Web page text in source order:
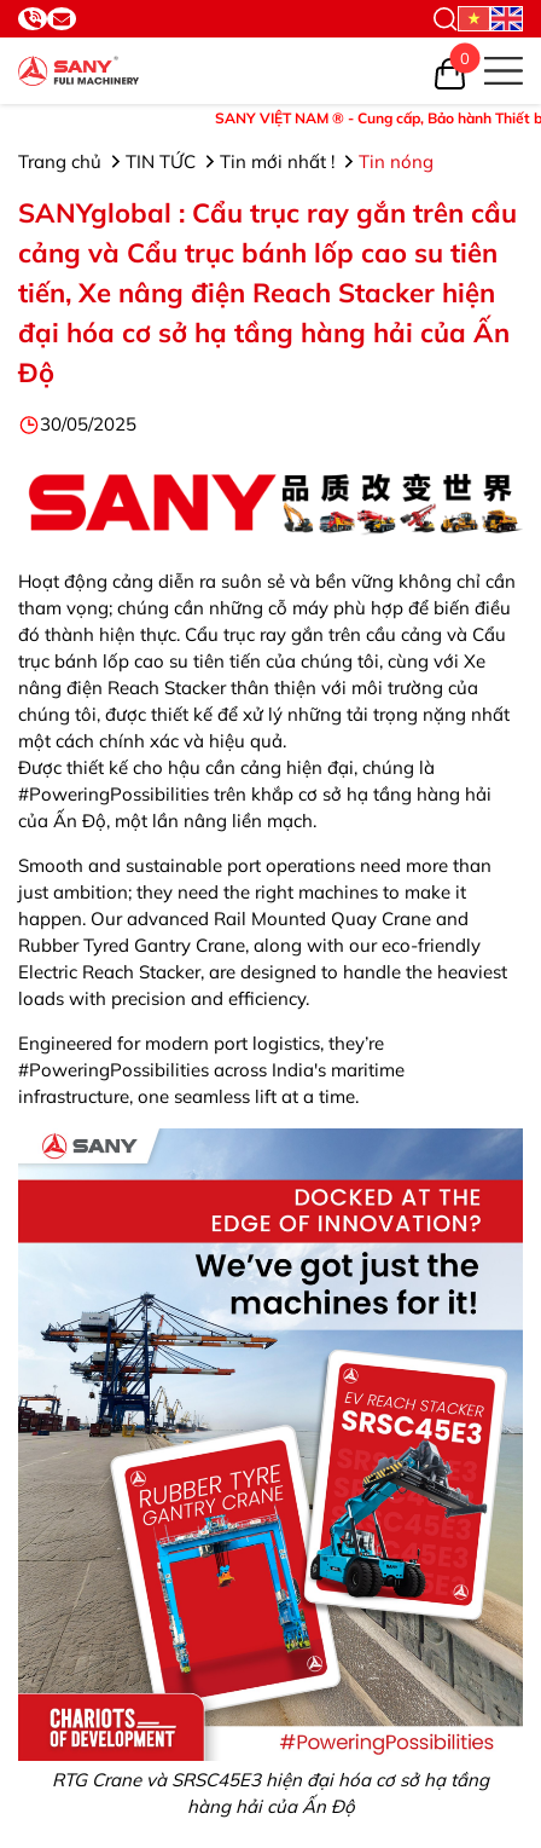
SANY VIỆT NAM ® - Cung cấp, Bảo hành Thiết bị và
0
Trang chủ TIN TỨC Tin mới nhất ! Tin nóng
SANYglobal : Cẩu trục ray gắn trên cầu
cảng và Cẩu trục bánh lốp cao su tiên
tiến, Xe nâng điện Reach Stacker hiện
đại hóa cơ sở hạ tầng hàng hải của Ấn
Độ
30/05/2025
Hoạt động cảng diễn ra suôn sẻ và bền vững không chỉ cần
tham vọng; chúng cần những cỗ máy phù hợp để biến điều
đó thành hiện thực. Cẩu trục ray gắn trên cầu cảng và Cẩu
trục bánh lốp cao su tiên tiến của chúng tôi, cùng với Xe
nâng điện Reach Stacker thân thiện với môi trường của
chúng tôi, được thiết kế để xử lý những tải trọng nặng nhất
một cách chính xác và hiệu quả.
Được thiết kế cho hậu cần cảng hiện đại, chúng là
#PoweringPossibilities trên khắp cơ sở hạ tầng hàng hải
của Ấn Độ, một lần nâng liền mạch.
Smooth and sustainable port operations need more than
just ambition; they need the right machines to make it
happen. Our advanced Rail Mounted Quay Crane and
Rubber Tyred Gantry Crane, along with our eco-friendly
Electric Reach Stacker, are designed to handle the heaviest
loads with precision and efficiency.
Engineered for modern port logistics, they’re
#PoweringPossibilities across India's maritime
infrastructure, one seamless lift at a time.
RTG Crane và SRSC45E3 hiện đại hóa cơ sở hạ tầng
hàng hải của Ấn Độ